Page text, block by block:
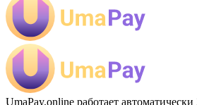
UmaPay.online работает